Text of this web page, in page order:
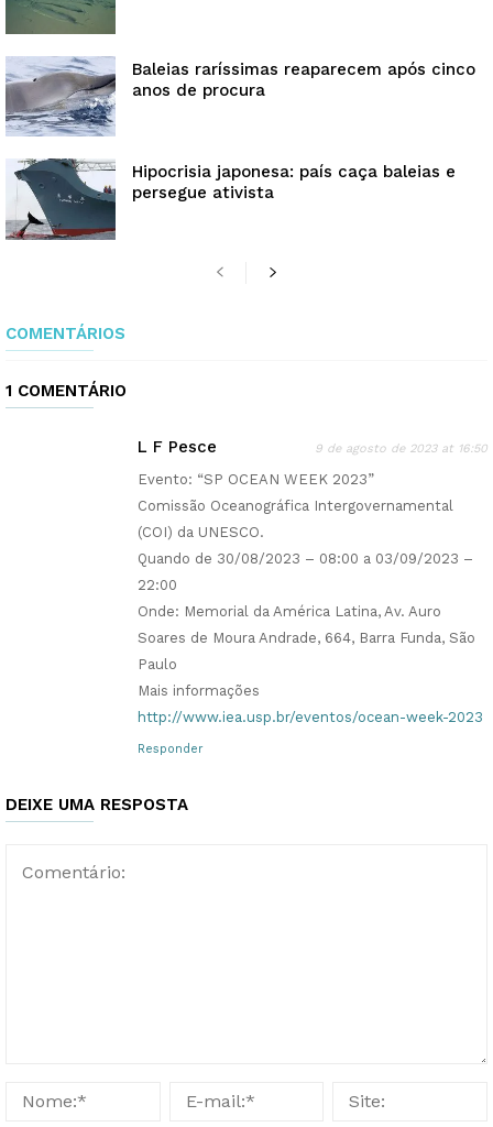
Baleias raríssimas reaparecem após cinco
anos de procura
Hipocrisia japonesa: país caça baleias e
persegue ativista
COMENTÁRIOS
1 COMENTÁRIO
L F Pesce 9 de agosto de 2023 at 16:50
Evento: “SP OCEAN WEEK 2023”
Comissão Oceanográfica Intergovernamental
(COI) da UNESCO.
Quando de 30/08/2023 – 08:00 a 03/09/2023 –
22:00
Onde: Memorial da América Latina, Av. Auro
Soares de Moura Andrade, 664, Barra Funda, São
Paulo
Mais informações
http://www.iea.usp.br/eventos/ocean-week-2023
Responder
DEIXE UMA RESPOSTA